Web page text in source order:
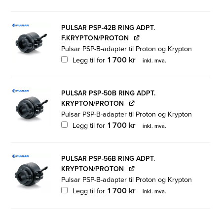
PULSAR PSP-42B RING ADPT.
F.KRYPTON/PROTON
Pulsar PSP-B-adapter til Proton og Krypton
Legg til for 1 700 kr inkl. mva.
PULSAR PSP-50B RING ADPT.
KRYPTON/PROTON
Pulsar PSP-B-adapter til Proton og Krypton
Legg til for 1 700 kr inkl. mva.
PULSAR PSP-56B RING ADPT.
KRYPTON/PROTON
Pulsar PSP-B-adapter til Proton og Krypton
Legg til for 1 700 kr inkl. mva.